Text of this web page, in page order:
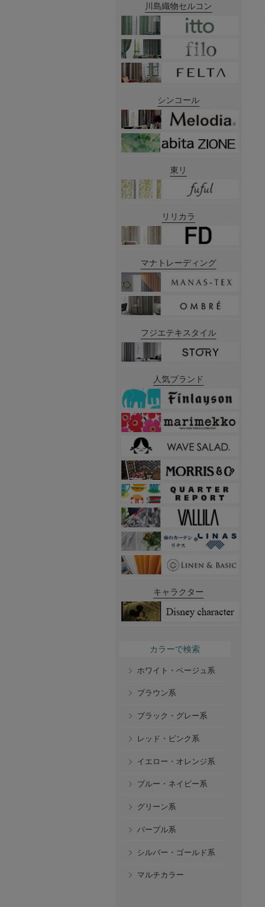
川島織物セルコン
シンコール
東リ
リリカラ
マナトレーディング
フジエテキスタイル
人気ブランド
キャラクター
カラーで検索
ホワイト・ベージュ系
ブラウン系
ブラック・グレー系
レッド・ピンク系
イエロー・オレンジ系
ブルー・ネイビー系
グリーン系
パープル系
シルバー・ゴールド系
マルチカラー